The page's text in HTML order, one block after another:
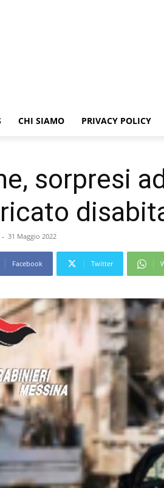
CHI SIAMO PRIVACY POLICY
sorpresi
- 31 Maggio 2022
Facebook Twitter